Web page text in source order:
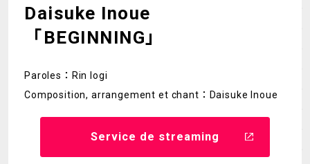
Daisuke Inoue
「BEGINNING」
Paroles：Rin Iogi
Composition, arrangement et chant：Daisuke Inoue
Service de streaming